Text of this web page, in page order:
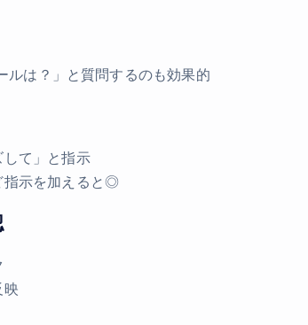
ルは？」と質問するのも効果的
して」と指示
指示を加えると◎
映